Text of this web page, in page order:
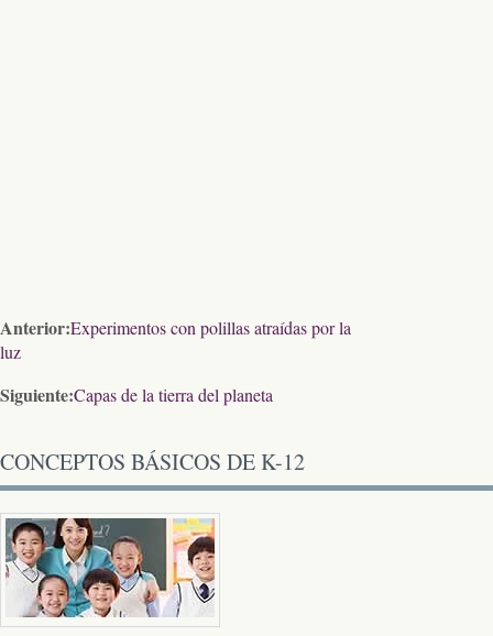
Anterior:Experimentos con polillas atraídas por la
luz
Siguiente:Capas de la tierra del planeta
CONCEPTOS BÁSICOS DE K-12